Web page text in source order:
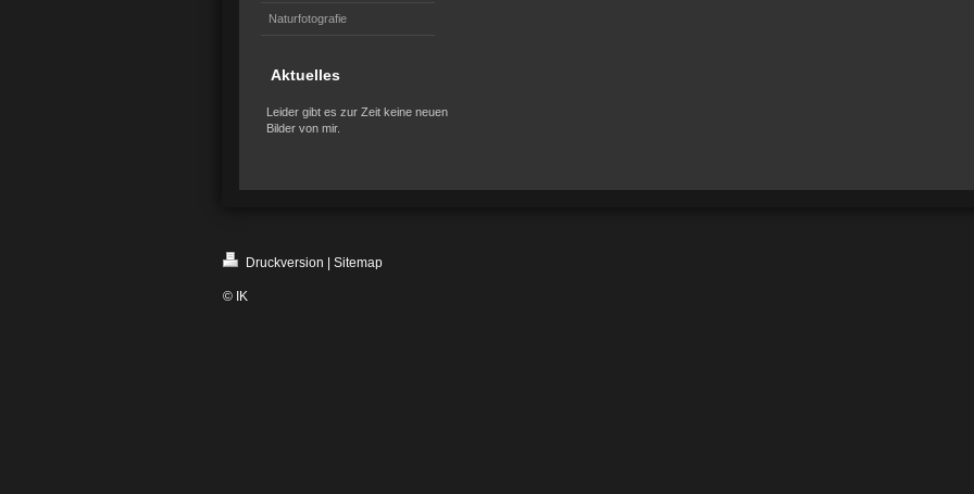
Naturfotografie
Aktuelles
Leider gibt es zur Zeit keine neuen
Bilder von mir.
Druckversion Sitemap
© IK